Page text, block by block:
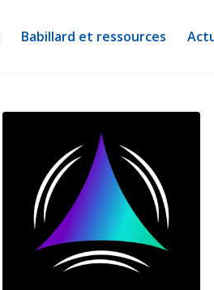
Babillard et ressources